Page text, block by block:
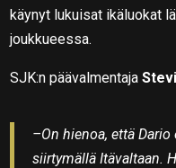
käynyt lukuisat ikäluokat
joukkueessa.
SJK:n päävalmentaja
–On hienoa, että
siirtymällä Itävaltaan.